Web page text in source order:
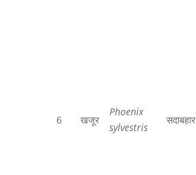
6 खजूर
Phoenix
sylvestris
सदाबहार